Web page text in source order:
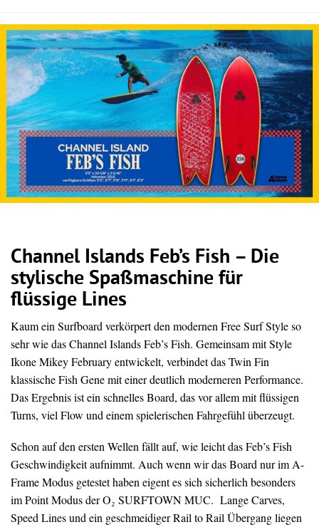
Channel Islands Feb’s Fish – Die
stylische Spaßmaschine für
flüssige Lines
Kaum ein Surfboard verkörpert den modernen Free Surf Style so
sehr wie das Channel Islands Feb’s Fish. Gemeinsam mit Style
Ikone Mikey February entwickelt, verbindet das Twin Fin
klassische Fish Gene mit einer deutlich moderneren Performance.
Das Ergebnis ist ein schnelles Board, das vor allem mit flüssigen
Turns, viel Flow und einem spielerischen Fahrgefühl überzeugt.
Schon auf den ersten Wellen fällt auf, wie leicht das Feb’s Fish
Geschwindigkeit aufnimmt. Auch wenn wir das Board nur im A-
Frame Modus getestet haben eigent es sich sicherlich besonders
im Point Modus der O₂ SURFTOWN MUC. Lange Carves,
Speed Lines und ein geschmeidiger Rail to Rail Übergang liegen